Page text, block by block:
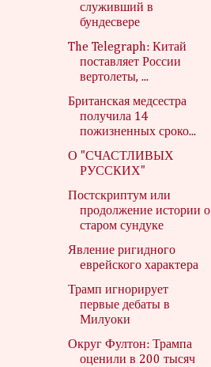
служивший в
бундесвере
The Telegraph: Китай
поставляет России
вертолеты, ...
Британская медсестра
получила 14
пожизненных сроко...
О "СЧАСТЛИВЫХ
РУССКИХ"
Постскриптум или
продолжение истории о
старом сундуке
Явление ригиднoго
eврeйского характeра
Трамп игнорирует
первые дебаты в
Милуоки
Округ Фултон: Трампа
оценили в 200 тысяч